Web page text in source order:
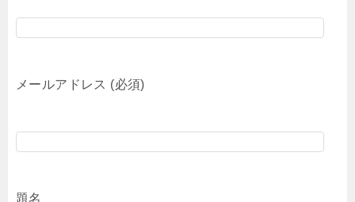
メールアドレス (必須)
題名